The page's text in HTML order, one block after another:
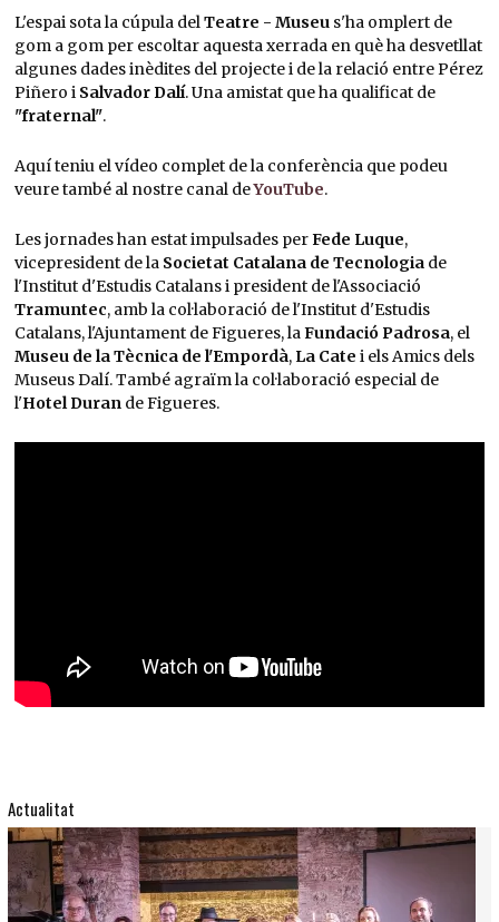
L'espai sota la cúpula delTeatre - Museu s'ha omplert de
gom a gom per escoltar aquesta xerrada en què ha desvetllat
algunes dades inèdites del projecte i de la relació entre Pérez
Piñero i Salvador Dalí. Una amistat que ha qualificat de
"fraternal".
Aquí teniu el vídeo complet de la conferència que podeu
veure també al nostre canal deYouTube.
Les jornades han estat impulsades perFede Luque,
vicepresident de la Societat Catalana de Tecnologiade
l'Institut d'Estudis Catalans i president de l'Associació
Tramuntec, amb la col·laboració de l'Institut d'Estudis
Catalans, l'Ajuntament de Figueres, laFundació Padrosa, el
Museu de la Tècnica de l'Empordà, La Cate i els Amics dels
Museus Dalí. També agraïm la col·laboració especial de
l'Hotel Durande Figueres.
Actualitat